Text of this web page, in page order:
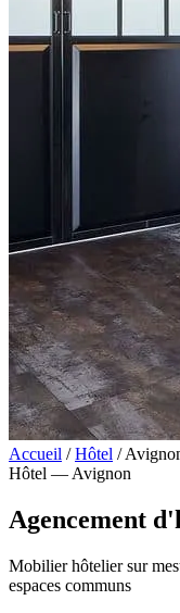
Accueil / Hôtel /
Hôtel — Avignon
Agencement
Mobilier hôtelier sur
espaces communs